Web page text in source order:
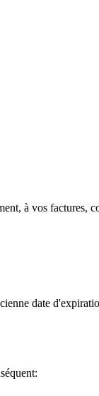
à vos factures,
date